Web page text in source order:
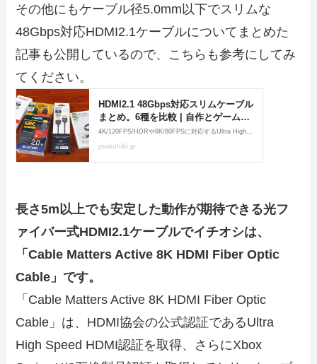
その他にもケーブル径5.0mm以下でスリムな
48Gbps対応HDMI2.1ケーブルについてまとめた
記事も公開しているので、こちらも参考にしてみ
てください。
長さ5m以上でも安定した動作が期待できる光フ
ァイバー式HDMI2.1ケーブルでイチオシは、
「Cable Matters Active 8K HDMI Fiber Optic
Cable」です。
「Cable Matters Active 8K HDMI Fiber Optic
Cable」は、HDMI協会の公式認証であるUltra
High Speed HDMI認証を取得、さらにXbox